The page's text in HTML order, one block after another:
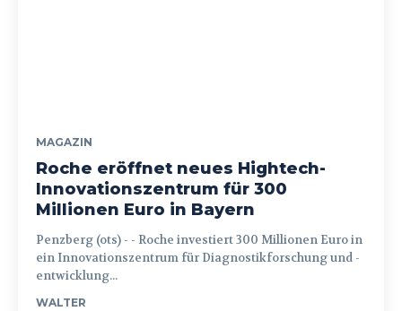
MAGAZIN
Roche eröffnet neues Hightech-
Innovationszentrum für 300
Millionen Euro in Bayern
Penzberg (ots) - - Roche investiert 300 Millionen Euro in
ein Innovationszentrum für Diagnostikforschung und -
entwicklung...
WALTER